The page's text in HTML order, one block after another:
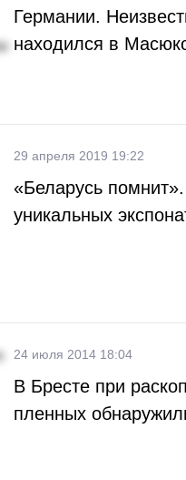
Германии.
находился в
29 апреля 2019 19:22
«Беларусь
уникальных
24 июля 2014 18:04
В Бресте при
пленных